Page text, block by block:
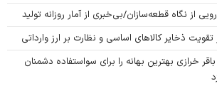
از نگاه قطعه‌سازان/بی‌خبری از آمار روزانه تولید
ذخایر کالا‌های اساسی و نظارت بر ارز وارداتی
خرازی بهترین بهانه را برای سواستفاده دشمنان